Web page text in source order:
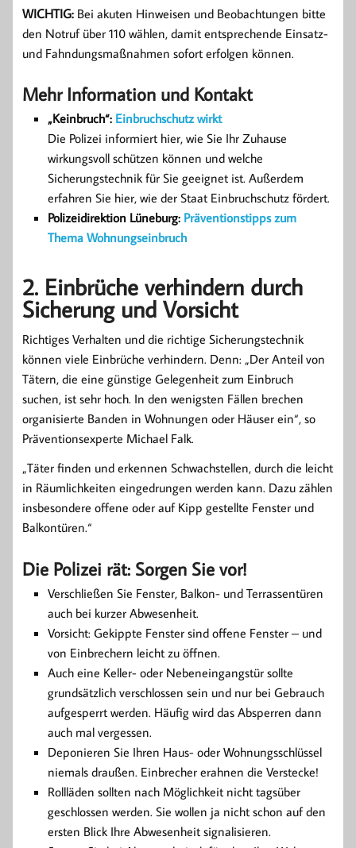
WICHTIG: Bei akuten Hinweisen und Beobachtungen bitte
den Notruf über 110 wählen, damit entsprechende Einsatz-
und Fahndungsmaßnahmen sofort erfolgen können.
Mehr Information und Kontakt
„Keinbruch“: Einbruchschutz wirkt
Die Polizei informiert hier, wie Sie Ihr Zuhause
wirkungsvoll schützen können und welche
Sicherungstechnik für Sie geeignet ist. Außerdem
erfahren Sie hier, wie der Staat Einbruchschutz fördert.
Polizeidirektion Lüneburg: Präventionstipps zum
Thema Wohnungseinbruch
2. Einbrüche verhindern durch
Sicherung und Vorsicht
Richtiges Verhalten und die richtige Sicherungstechnik
können viele Einbrüche verhindern. Denn: „Der Anteil von
Tätern, die eine günstige Gelegenheit zum Einbruch
suchen, ist sehr hoch. In den wenigsten Fällen brechen
organisierte Banden in Wohnungen oder Häuser ein“, so
Präventionsexperte Michael Falk.
„Täter finden und erkennen Schwachstellen, durch die leicht
in Räumlichkeiten eingedrungen werden kann. Dazu zählen
insbesondere offene oder auf Kipp gestellte Fenster und
Balkontüren.“
Die Polizei rät: Sorgen Sie vor!
Verschließen Sie Fenster, Balkon- und Terrassentüren
auch bei kurzer Abwesenheit.
Vorsicht: Gekippte Fenster sind offene Fenster – und
von Einbrechern leicht zu öffnen.
Auch eine Keller- oder Nebeneingangstür sollte
grundsätzlich verschlossen sein und nur bei Gebrauch
aufgesperrt werden. Häufig wird das Absperren dann
auch mal vergessen.
Deponieren Sie Ihren Haus- oder Wohnungsschlüssel
niemals draußen. Einbrecher erahnen die Verstecke!
Rollläden sollten nach Möglichkeit nicht tagsüber
geschlossen werden. Sie wollen ja nicht schon auf den
ersten Blick Ihre Abwesenheit signalisieren.